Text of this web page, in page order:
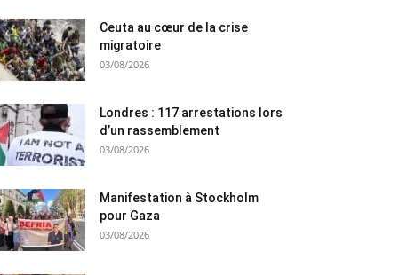
Ceuta au cœur de la crise
migratoire
03/08/2026
Londres : 117 arrestations lors
d’un rassemblement
03/08/2026
Manifestation à Stockholm
pour Gaza
03/08/2026